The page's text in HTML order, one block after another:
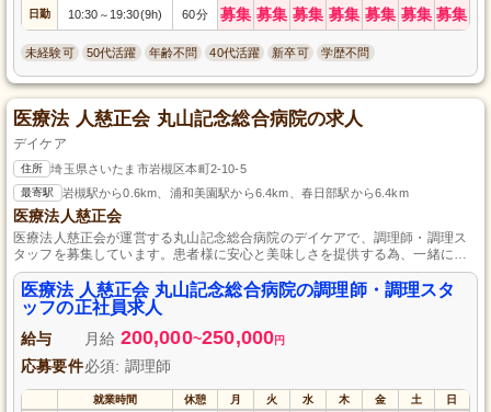
日勤 10:30 ～ 19:30(9h) 60分 募集 募集 募集 募集 募集 募集 募集
未経験可 50代活躍 年齢不問 40代活躍 新卒可 学歴不問
医療法 人慈正会 丸山記念総合病院の求人
デイケア
住所 埼玉県さいたま市岩槻区本町2-10-5
最寄駅 岩槻駅から0.6km、浦和美園駅から6.4km、春日部駅から6.4km
医療法人慈正会
医療法人慈正会が運営する丸山記念総合病院のデイケアで、調理師・調理ス
タッフを募集しています。患者様に安心と美味しさを提供する為、一緒に働
きませんか？正社員として働きながら、人との触れ合いを大切にした職場環
境でスキルを活かせるチャンスです。あなたのご応募をお待ちしています。
医療法 人慈正会 丸山記念総合病院の調理師・調理スタ
ッフの正社員求人
給与 月給 200,000~250,000円
応募要件必須: 調理師
就業時間 休憩 月 火 水 木 金 土 日